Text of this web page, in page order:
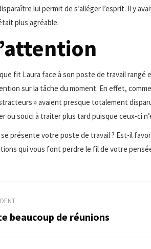
lui permit de s’alléger l’esprit. Il y
plus agréable.
fit Laura face à son poste de travail
sur la tâche du moment. En effet,
» avaient presque totalement
ou souci à traiter plus tard puisque ceux-ci
se présente votre poste de travail ? Est-il
qui vous font perdre le fil de votre
beaucoup de réunions